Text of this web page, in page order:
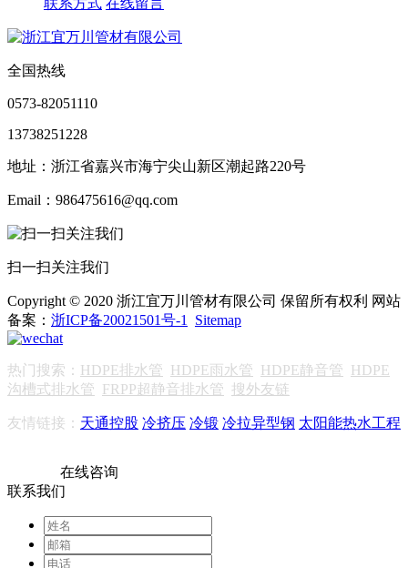
联系方式 在线留言
全国热线
0573-82051110
13738251228
地址：浙江省嘉兴市海宁尖山新区潮起路220号
Email：986475616@qq.com
扫一扫关注我们
Copyright © 2020 浙江宜万川管材有限公司 保留所有权利 网站
备案： 浙ICP备20021501号-1 Sitemap
热门搜索： HDPE排水管 HDPE雨水管 HDPE静音管 HDPE
沟槽式排水管 FRPP超静音排水管 搜外友链
友情链接： 天通控股 冷挤压 冷锻 冷拉异型钢 太阳能热水工程
在线咨询
联系我们